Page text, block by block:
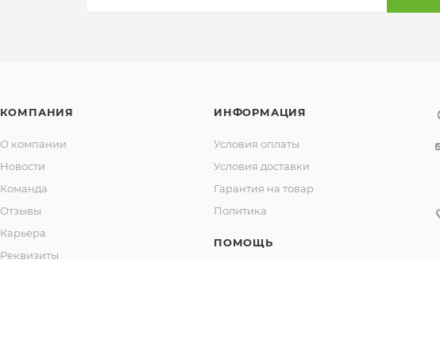
КОМПАНИЯ
О компании
Новости
Команда
Отзывы
Карьера
Реквизиты
ИНФОРМАЦИЯ
Условия оплаты
Условия доставки
Гарантия на товар
Политика
ПОМОЩЬ